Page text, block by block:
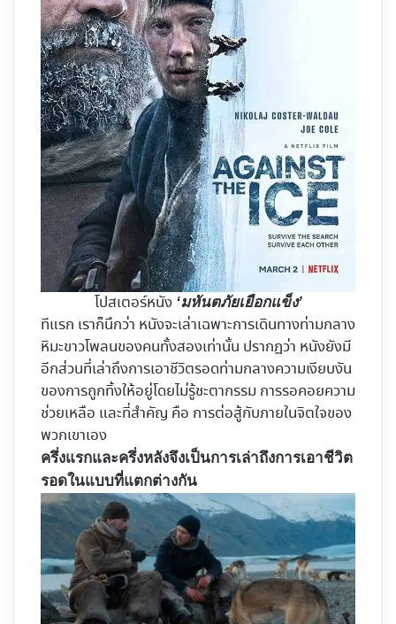
โปสเตอร์หนัง ‘มหันตภัยเยือกแข็ง’
ทีแรก เราก็นึกว่า หนังจะเล่าเฉพาะการเดินทางท่ามกลาง
หิมะขาวโพลนของคนทั้งสองเท่านั้น ปรากฏว่า หนังยังมี
อีกส่วนที่เล่าถึงการเอาชีวิตรอดท่ามกลางความเงียบงัน
ของการถูกทิ้งให้อยู่โดยไม่รู้ชะตากรรม การรอคอยความ
ช่วยเหลือ และที่สำคัญ คือ การต่อสู้กับภายในจิตใจของ
พวกเขาเอง
ครึ่งแรกและครึ่งหลังจึงเป็นการเล่าถึงการเอาชีวิต
รอดในแบบที่แตกต่างกัน